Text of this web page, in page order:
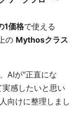
1価格で使える
の Mythosクラス
AIが"正直にな
感したいと思い
向けに整理しまし